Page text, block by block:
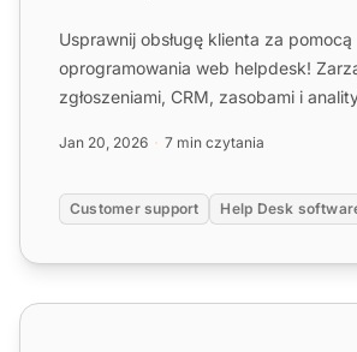
Usprawnij obsługę klienta za pomocą
oprogramowania web helpdesk!
zgłoszeniami, CRM, zasobami i
Jan 20, 2026 7 min czytania
Customer support Help Desk
Oprogramowanie do zaangażowania